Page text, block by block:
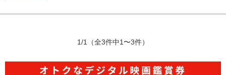
1/1 （全3件中1〜3件）